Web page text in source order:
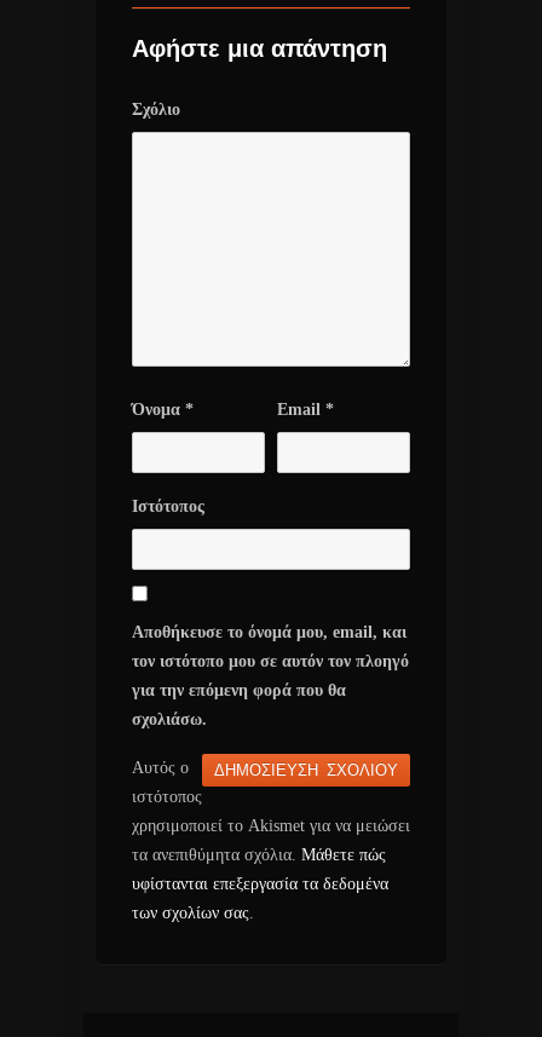
Αφήστε μια απάντηση
Σχόλιο
Όνομα * Email *
Ιστότοπος
Αποθήκευσε το όνομά μου, email, και
τον ιστότοπο μου σε αυτόν τον πλοηγό
για την επόμενη φορά που θα
σχολιάσω.
Αυτός ο
ιστότοπος
χρησιμοποιεί το Akismet για να μειώσει
τα ανεπιθύμητα σχόλια. Μάθετε πώς
υφίστανται επεξεργασία τα δεδομένα
των σχολίων σας.